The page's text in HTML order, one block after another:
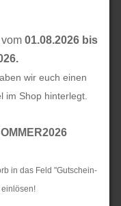
01.08.2026 bis
wir euch einen
im Shop hinterlegt.
in das Feld "Gutschein-